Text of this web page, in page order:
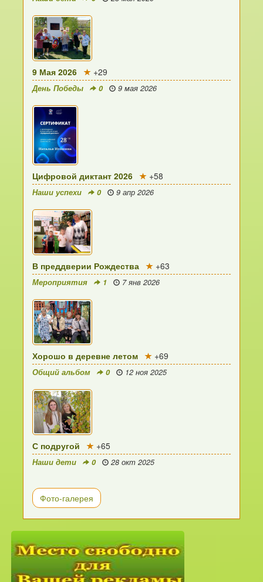
9 Мая 2026 +29
День Победы 0 9 мая 2026
Цифровой диктант 2026 +58
Наши успехи 0 9 апр 2026
В преддверии Рождества +63
Мероприятия 1 7 янв 2026
Хорошо в деревне летом +69
Общий альбом 0 12 ноя 2025
С подругой +65
Наши дети 0 28 окт 2025
Фото-галерея